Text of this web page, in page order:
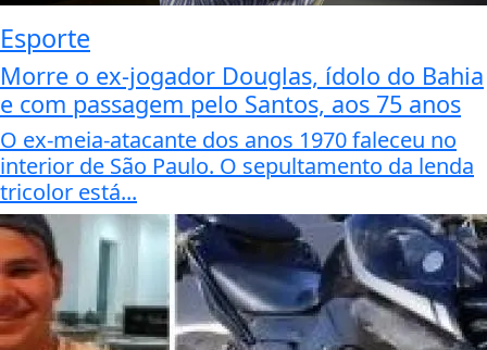
Esporte
Morre o ex-jogador Douglas, ídolo do Bahia
e com passagem pelo Santos, aos 75 anos
O ex-meia-atacante dos anos 1970 faleceu no
interior de São Paulo. O sepultamento da lenda
tricolor está...